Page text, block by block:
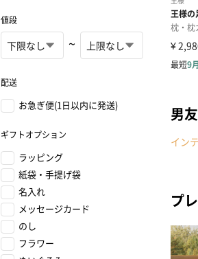
値段
~
配送
お急ぎ便(1日以内に発送)
ギフトオプション
ラッピング
紙袋・手提げ袋
名入れ
メッセージカード
のし
フラワー
男
イン
プ